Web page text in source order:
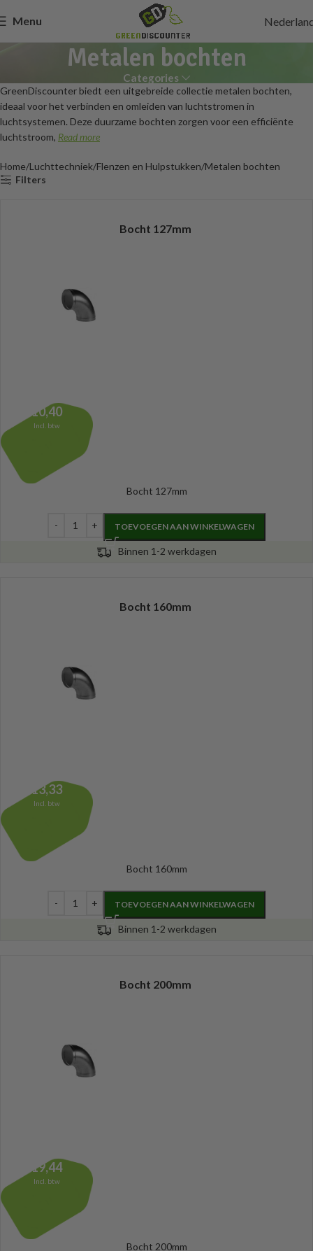
Menu
Metalen bochten
Categories
GreenDiscounter biedt een uitgebreide collectie metalen bochten,
ideaal voor het verbinden en omleiden van luchtstromen in
luchtsystemen. Deze duurzame bochten zorgen voor een efficiënte
luchtstroom, Read more
Home Luchttechniek Flenzen en Hulpstukken Metalen bochten
Filters
Bocht 127mm
10,40
Incl. btw
Bocht 127mm
TOEVOEGEN AAN WINKELWAGEN
Binnen 1-2 werkdagen
Bocht 160mm
13,33
Incl. btw
Bocht 160mm
TOEVOEGEN AAN WINKELWAGEN
Binnen 1-2 werkdagen
Bocht 200mm
19,44
Incl. btw
Bocht 200mm